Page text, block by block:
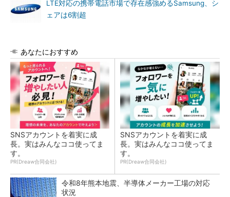
LTE対応の携帯電話市場で存在感強めるSamsung、シ
ェアは6割超
あなたにおすすめ
SNSアカウントを着実に成
長。実はみんなココ使ってま
す。
PR(Dreaw合同会社)
SNSアカウントを着実に成
長。実はみんなココ使ってま
す。
PR(Dreaw合同会社)
令和8年熊本地震、半導体メーカー工場の対応
状況